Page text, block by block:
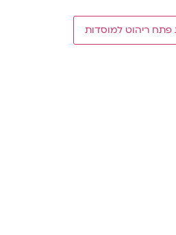
פתח ריהוט למוסדות